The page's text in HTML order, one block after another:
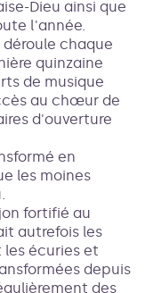
Dieu ainsi que
l'année.
déroule chaque
quinzaine
de musique
au chœur de
d'ouverture
en
les moines
fortifié au
autrefois les
écuries et
depuis
des